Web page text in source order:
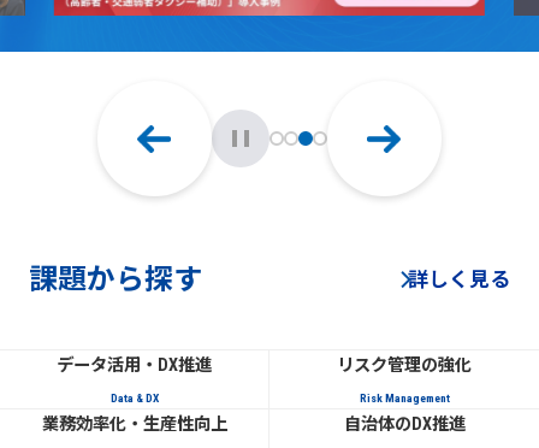
課題から探す 詳しく見る
データ活用・DX推進
Data & DX
リスク管理の強化
Risk Management
業務効率化・生産性向上 自治体のDX推進